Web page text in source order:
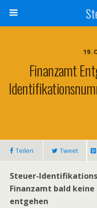
19.
Finanzamt
Teilen Tweet
Steuer-
Finanzamt bald
entgehen